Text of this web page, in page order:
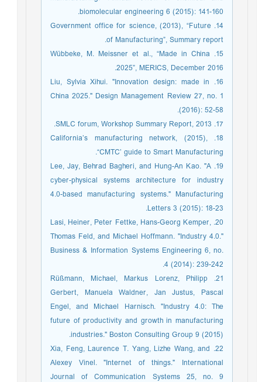
biomolecular engineering 6 (2015): 141-160.
14. Government office for science, (2013), “Future
of Manufacturing”, Summary report.
15. Wübbeke, M. Meissner et al., “Made in China
2025”, MERICS, December 2016.
16. Liu, Sylvia Xihui. "Innovation design: made in
China 2025." Design Management Review 27, no. 1
(2016): 52-58.
17. SMLC forum, Workshop Summary Report, 2013.
18. California’s manufacturing network, (2015),
“CMTC’ guide to Smart Manufacturing.
19. Lee, Jay, Behrad Bagheri, and Hung-An Kao. "A
cyber-physical systems architecture for industry
4.0-based manufacturing systems." Manufacturing
Letters 3 (2015): 18-23.
20. Lasi, Heiner, Peter Fettke, Hans-Georg Kemper,
Thomas Feld, and Michael Hoffmann. "Industry 4.0."
Business & Information Systems Engineering 6, no.
4 (2014): 239-242.
21. Rüßmann, Michael, Markus Lorenz, Philipp
Gerbert, Manuela Waldner, Jan Justus, Pascal
Engel, and Michael Harnisch. "Industry 4.0: The
future of productivity and growth in manufacturing
industries." Boston Consulting Group 9 (2015).
22. Xia, Feng, Laurence T. Yang, Lizhe Wang, and
Alexey Vinel. "Internet of things." International
Journal of Communication Systems 25, no. 9